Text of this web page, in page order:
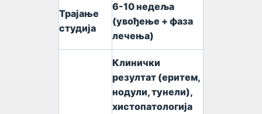
Трајање
студија
6-10 недеља
(увођење + фаза
лечења)
Клинички
резултат (еритем,
нодули, тунели),
хистопатологија